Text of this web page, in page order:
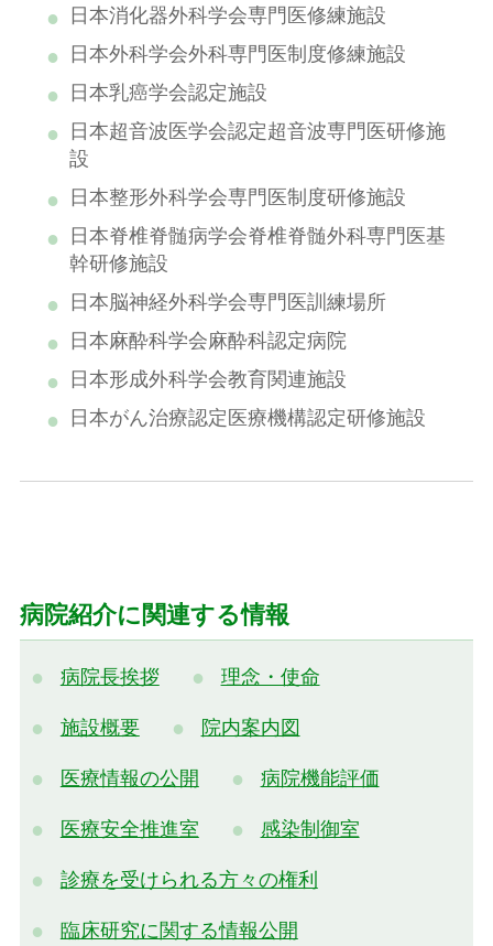
日本消化器外科学会専門医修練施設
日本外科学会外科専門医制度修練施設
日本乳癌学会認定施設
日本超音波医学会認定超音波専門医研修施
設
日本整形外科学会専門医制度研修施設
日本脊椎脊髄病学会脊椎脊髄外科専門医基
幹研修施設
日本脳神経外科学会専門医訓練場所
日本麻酔科学会麻酔科認定病院
日本形成外科学会教育関連施設
日本がん治療認定医療機構認定研修施設
病院紹介に関連する情報
病院長挨拶 理念・使命
施設概要 院内案内図
医療情報の公開 病院機能評価
医療安全推進室 感染制御室
診療を受けられる方々の権利
臨床研究に関する情報公開